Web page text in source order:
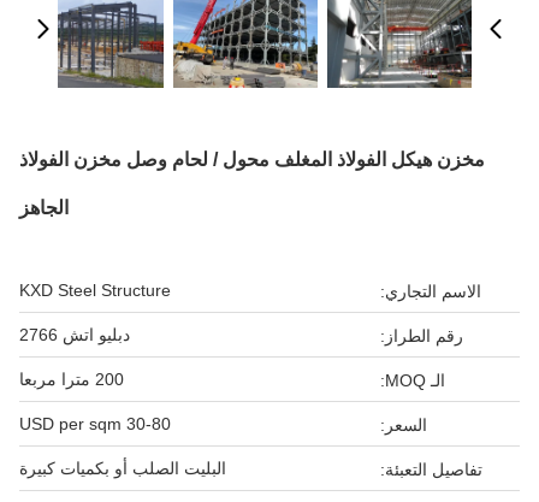
مخزن هيكل الفولاذ المغلف محول / لحام وصل مخزن الفولاذ
الجاهز
الاسم التجاري: KXD Steel Structure
رقم الطراز: دبليو اتش 2766
الـ MOQ: 200 مترا مربعا
السعر: 30-80 USD per sqm
تفاصيل التعبئة: البليت الصلب أو بكميات كبيرة